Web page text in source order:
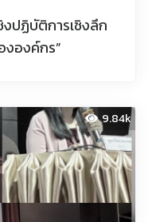
ปฏิบัติการเชิงลึก
งองค์กร”
9.84k